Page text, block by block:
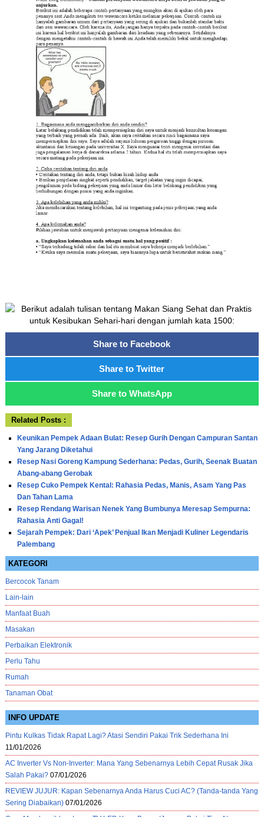
Share to Facebook
Share to Twitter
Share to WhatsApp
Related Posts :
Keunikan Pempek Adaan Bulat: Resep Gurih Dengan Campuran Santan
Yang Jarang Diketahui
Resep Nasi Goreng Kampung Sederhana: Pedas, Gurih, Seenak Buatan
Abang-abang Gerobak
Resep Cuko Pempek Kental: Rahasia Pedas, Manis, Asam Yang Pas
Dan Tahan Lama
Resep Rendang Warisan Nenek Yang Bumbunya Meresap Sempurna:
Rahasia Anti Gagal!
Sejarah Pempek: Dari ‘Apek’ Penjual Ikan Menjadi Kuliner Legendaris
Palembang
KATEGORI
Bercocok Tanam
Lain-lain
Manfaat Buah
Masakan
Perbaikan Elektronik
Perlu Tahu
Rumah
Tanaman Obat
INFO UPDATE
Pintu Kulkas Tidak Rapat Lagi? Atasi Sendiri Pakai Trik Sederhana Ini
11/01/2026
AC Inverter Vs Non-Inverter: Mana Yang Sebenarnya Lebih Cepat Rusak Jika
Salah Pakai? 07/01/2026
REVIEW JUJUR: Kapan Sebenarnya Anda Harus Cuci AC? (Tanda-tanda Yang
Sering Diabaikan) 07/01/2026